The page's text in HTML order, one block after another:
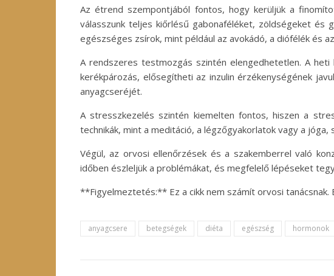
Az étrend szempontjából fontos, hogy kerüljük a
válasszunk teljes kiőrlésű gabonaféléket, zöldségeket és
egészséges zsírok, mint például az avokádó, a diófélék és
A rendszeres testmozgás szintén elengedhetetlen. A
kerékpározás, elősegítheti az inzulin érzékenységének
anyagcseréjét.
A stresszkezelés szintén kiemelten fontos, hiszen a
technikák, mint a meditáció, a légzőgyakorlatok vagy a
Végül, az orvosi ellenőrzések és a szakemberrel való
időben észleljük a problémákat, és megfelelő lépéseket
**Figyelmeztetés:** Ez a cikk nem számít orvosi
anyagcsere betegségek diéta egészség hormonok